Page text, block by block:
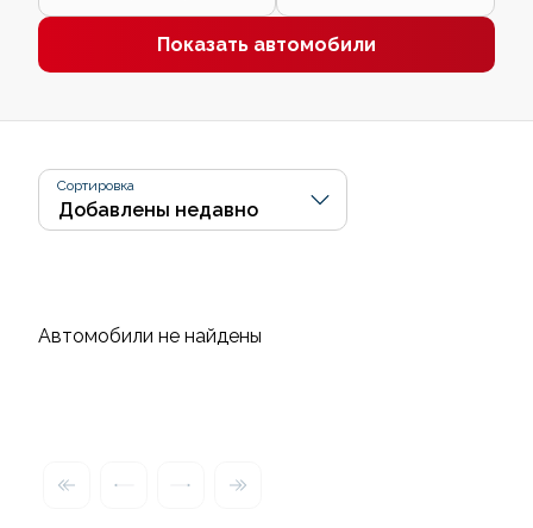
Показать автомобили
Сортировка
Автомобили не найдены